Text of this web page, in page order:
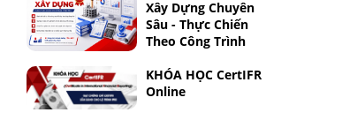
Xây Dựng Chuyên
Sâu - Thực Chiến
Theo Công Trình
KHÓA HỌC CertIFR
Online